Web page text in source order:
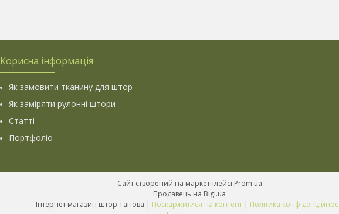
Корисна інформація
Як замовити тканину для штор
Як заміряти рулонні штори
Статті
Портфоліо
Сайт створений на маркетплейсі Prom.ua
Продавець на Bigl.ua
Інтернет магазин штор Танова | Поскаржитися на контент | Політика